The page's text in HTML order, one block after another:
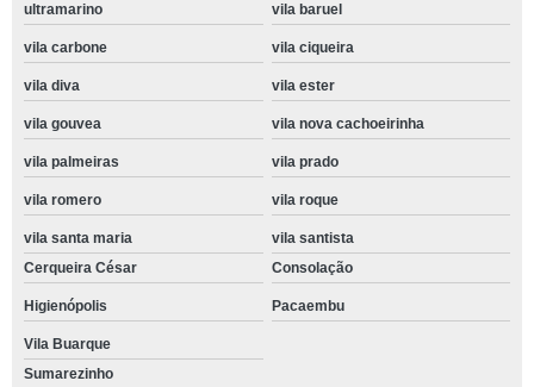
ultramarino vila baruel
vila carbone vila ciqueira
vila diva vila ester
vila gouvea vila nova cachoeirinha
vila palmeiras vila prado
vila romero vila roque
vila santa maria
vila santista
Cerqueira César
Consolação
Higienópolis Pacaembu
Vila Buarque
Sumarezinho